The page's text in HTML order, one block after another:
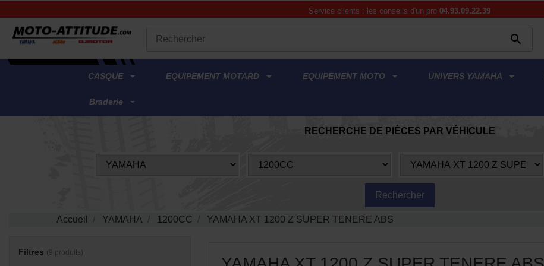
Service clients : les conseils d'un pro 04.93.09.22.39

.
CASQUE EQUIPEMENT MOTARD EQUIPEMENT MOTO UNIVERS YAMAHA
Braderie
RECHERCHE DE PIÈCES PAR VÉHICULE
Accueil YAMAHA 1200CC YAMAHA XT 1200 Z SUPER TENERE ABS
Filtres (9 produits)